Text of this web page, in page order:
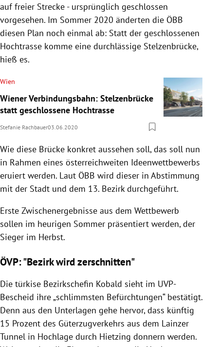
auf freier Strecke - ursprünglich geschlossen
vorgesehen. Im Sommer 2020 änderten die ÖBB
diesen Plan noch einmal ab: Statt der geschlossenen
Hochtrasse komme eine durchlässige Stelzenbrücke,
hieß es.
Wien
Wiener Verbindungsbahn: Stelzenbrücke
statt geschlossene Hochtrasse
Stefanie Rachbauer03.06.2020
Wie diese Brücke konkret aussehen soll, das soll nun
in Rahmen eines österreichweiten Ideenwettbewerbs
eruiert werden. Laut ÖBB wird dieser in Abstimmung
mit der Stadt und dem 13. Bezirk durchgeführt.
Erste Zwischenergebnisse aus dem Wettbewerb
sollen im heurigen Sommer präsentiert werden, der
Sieger im Herbst.
ÖVP: "Bezirk wird zerschnitten"
Die türkise Bezirkschefin Kobald sieht im UVP-
Bescheid ihre „schlimmsten Befürchtungen“ bestätigt.
Denn aus den Unterlagen gehe hervor, dass künftig
15 Prozent des Güterzugverkehrs aus dem Lainzer
Tunnel in Hochlage durch Hietzing donnern werden.